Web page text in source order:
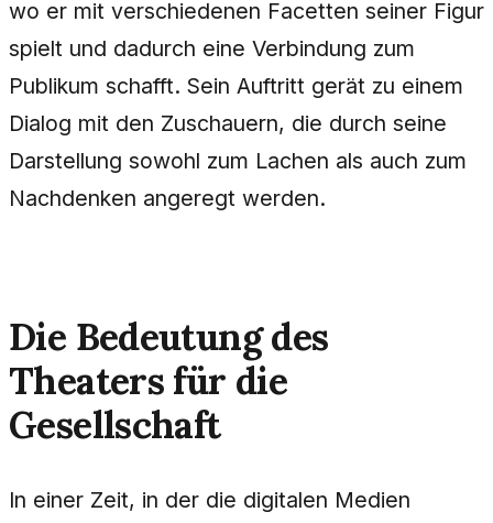
wo er mit verschiedenen Facetten seiner Figur
spielt und dadurch eine Verbindung zum
Publikum schafft. Sein Auftritt gerät zu einem
Dialog mit den Zuschauern, die durch seine
Darstellung sowohl zum Lachen als auch zum
Nachdenken angeregt werden.
Die Bedeutung des
Theaters für die
Gesellschaft
In einer Zeit, in der die digitalen Medien